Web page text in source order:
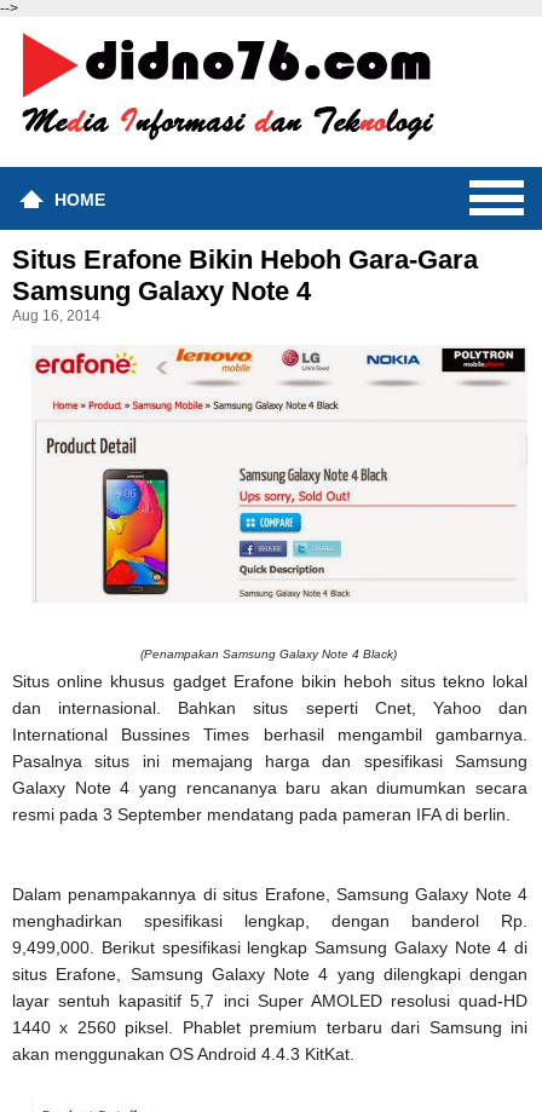
-->
HOME
Situs Erafone Bikin Heboh Gara-Gara
Samsung Galaxy Note 4
Aug 16, 2014
(Penampakan Samsung Galaxy Note 4 Black)
Situs online khusus gadget Erafone bikin heboh situs tekno lokal
dan internasional. Bahkan situs seperti Cnet, Yahoo dan
International Bussines Times berhasil mengambil gambarnya.
Pasalnya situs ini memajang harga dan spesifikasi Samsung
Galaxy Note 4 yang rencananya baru akan diumumkan secara
resmi pada 3 September mendatang pada pameran IFA di berlin.
Dalam penampakannya di situs Erafone, Samsung Galaxy Note 4
menghadirkan spesifikasi lengkap, dengan banderol Rp.
9,499,000. Berikut spesifikasi lengkap Samsung Galaxy Note 4 di
situs Erafone, Samsung Galaxy Note 4 yang dilengkapi dengan
layar sentuh kapasitif 5,7 inci Super AMOLED resolusi quad-HD
1440 x 2560 piksel. Phablet premium terbaru dari Samsung ini
akan menggunakan OS Android 4.4.3 KitKat.